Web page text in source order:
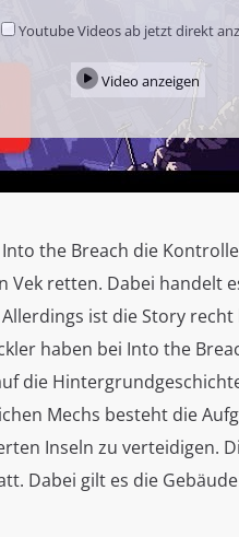
Youtube Videos ab jetzt direkt
Video anzeigen
the Breach die
Vek retten. Dabei handelt
ist die Story
haben bei Into the
die
Mechs besteht die
Inseln zu verteidigen.
Dabei gilt es die